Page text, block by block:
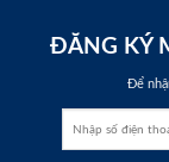
ĐĂNG KÝ
Để